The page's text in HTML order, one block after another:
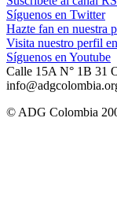
Síguenos en Twitter
Hazte fan en nuestra
Visita nuestro perfil
Síguenos en Youtube
Calle 15A N° 1B 31
© ADG Colombia